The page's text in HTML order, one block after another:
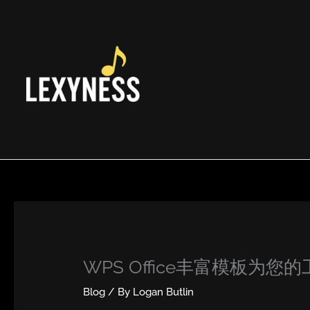
WPS Office丰富模板为您的
Blog / By Logan Butlin